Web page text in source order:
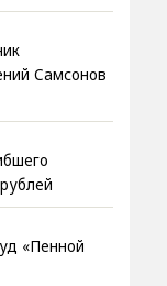
Самсонов
«Пенной